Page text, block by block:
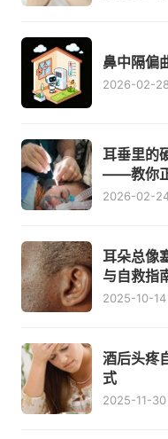
鼻中隔偏
2026-02-
耳垂里的
——教你
2026-02-
耳朵总像
与自救指
2025-10-
酒后头疼
式
2025-11-